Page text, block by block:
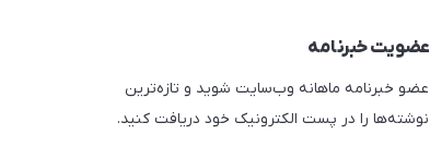
عضویت خبرنامه
عضو خبرنامه ماهانه وب‌سایت شوید و تازه‌ترین
نوشته‌ها را در پست الکترونیک خود دریافت کنید.